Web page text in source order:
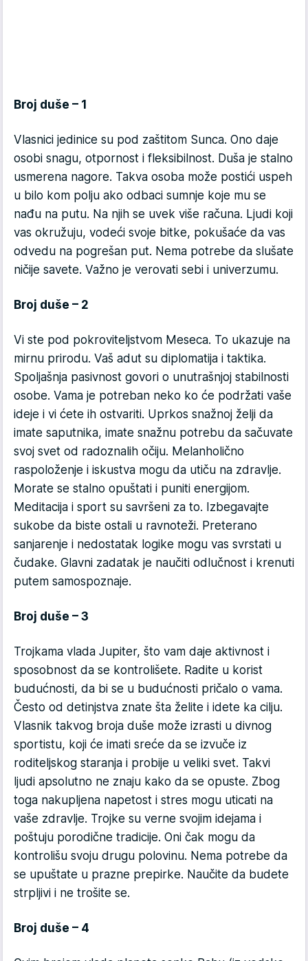
Broj duše – 1
Vlasnici jedinice su pod zaštitom Sunca. Ono daje
osobi snagu, otpornost i fleksibilnost. Duša je stalno
usmerena nagore. Takva osoba može postići uspeh
u bilo kom polju ako odbaci sumnje koje mu se
nađu na putu. Na njih se uvek više računa. Ljudi koji
vas okružuju, vodeći svoje bitke, pokušaće da vas
odvedu na pogrešan put. Nema potrebe da slušate
ničije savete. Važno je verovati sebi i univerzumu.
Broj duše – 2
Vi ste pod pokroviteljstvom Meseca. To ukazuje na
mirnu prirodu. Vaš adut su diplomatija i taktika.
Spoljašnja pasivnost govori o unutrašnjoj stabilnosti
osobe. Vama je potreban neko ko će podržati vaše
ideje i vi ćete ih ostvariti. Uprkos snažnoj želji da
imate saputnika, imate snažnu potrebu da sačuvate
svoj svet od radoznalih očiju. Melanholično
raspoloženje i iskustva mogu da utiču na zdravlje.
Morate se stalno opuštati i puniti energijom.
Meditacija i sport su savršeni za to. Izbegavajte
sukobe da biste ostali u ravnoteži. Preterano
sanjarenje i nedostatak logike mogu vas svrstati u
čudake. Glavni zadatak je naučiti odlučnost i krenuti
putem samospoznaje.
Broj duše – 3
Trojkama vlada Jupiter, što vam daje aktivnost i
sposobnost da se kontrolišete. Radite u korist
budućnosti, da bi se u budućnosti pričalo o vama.
Često od detinjstva znate šta želite i idete ka cilju.
Vlasnik takvog broja duše može izrasti u divnog
sportistu, koji će imati sreće da se izvuče iz
roditeljskog staranja i probije u veliki svet. Takvi
ljudi apsolutno ne znaju kako da se opuste. Zbog
toga nakupljena napetost i stres mogu uticati na
vaše zdravlje. Trojke su verne svojim idejama i
poštuju porodične tradicije. Oni čak mogu da
kontrolišu svoju drugu polovinu. Nema potrebe da
se upuštate u prazne prepirke. Naučite da budete
strpljivi i ne trošite se.
Broj duše – 4